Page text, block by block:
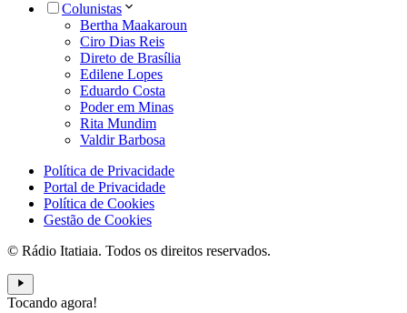
Colunistas
Bertha Maakaroun
Ciro Dias Reis
Direto de Brasília
Edilene Lopes
Eduardo Costa
Poder em Minas
Rita Mundim
Valdir Barbosa
Política de Privacidade
Portal de Privacidade
Política de Cookies
Gestão de Cookies
© Rádio Itatiaia. Todos os direitos reservados.
Tocando agora!